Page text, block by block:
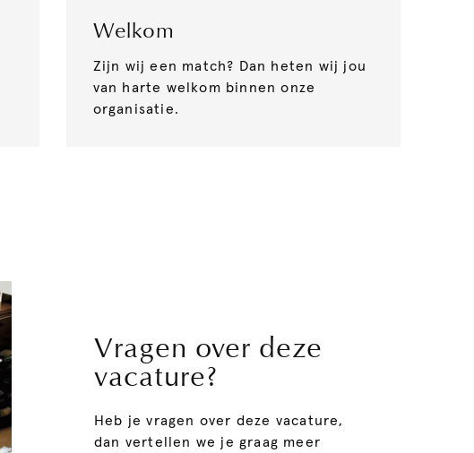
Welkom
Zijn wij een match? Dan heten wij jou
van harte welkom binnen onze
organisatie.
Vragen over deze
vacature?
Heb je vragen over deze vacature,
dan vertellen we je graag meer